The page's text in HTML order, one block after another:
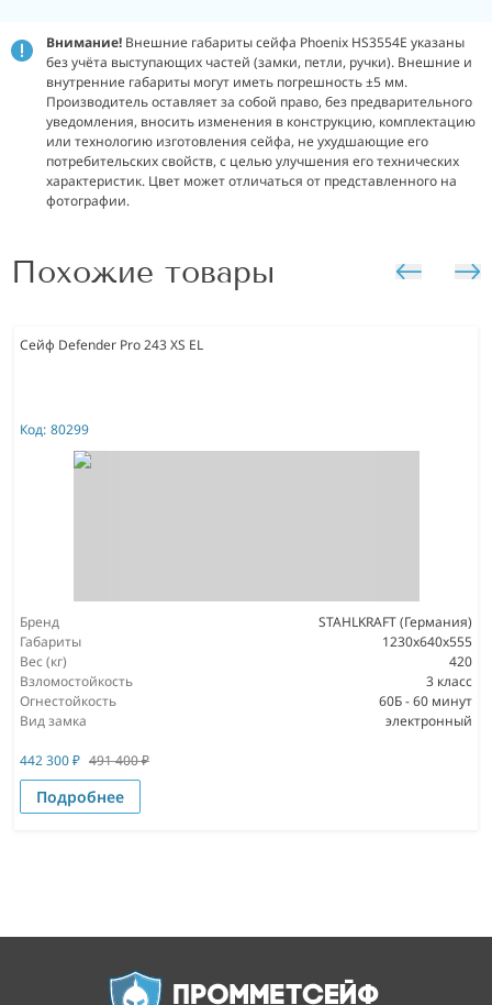
Внимание! Внешние габариты сейфа Phoenix HS3554E указаны
без учёта выступающих частей (замки, петли, ручки). Внешние и
внутренние габариты могут иметь погрешность ±5 мм.
Производитель оставляет за собой право, без предварительного
уведомления, вносить изменения в конструкцию, комплектацию
или технологию изготовления сейфа, не ухудшающие его
потребительских свойств, с целью улучшения его технических
характеристик. Цвет может отличаться от представленного на
фотографии.
Похожие товары
Сейф Defender Pro 243 XS EL
Код: 80299
Бренд
STAHLKRAFT (Германия)
Габариты
1230x640x555
Вес (кг)
420
Взломостойкость
3 класс
Огнестойкость
60Б - 60 минут
Вид замка
электронный
442 300₽ 491 400₽
Подробнее